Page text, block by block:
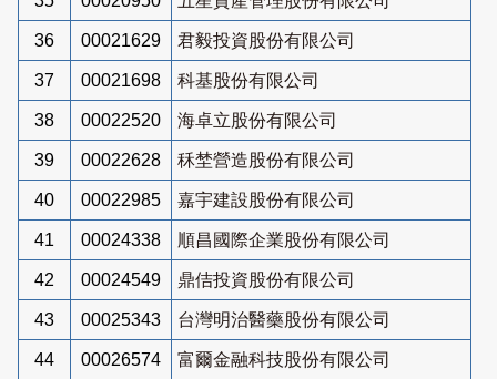
36 00021629 君毅投資股份有限公司
37 00021698 科基股份有限公司
38 00022520 海卓立股份有限公司
39 00022628 秝埜營造股份有限公司
40 00022985 嘉宇建設股份有限公司
41 00024338 順昌國際企業股份有限公司
42 00024549 鼎佶投資股份有限公司
43 00025343 台灣明治醫藥股份有限公司
44 00026574 富爾金融科技股份有限公司